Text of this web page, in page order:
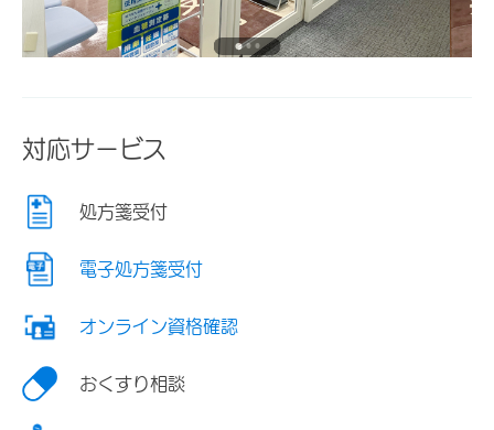
対応サービス
処方箋受付
電子処方箋受付
オンライン資格確認
おくすり相談